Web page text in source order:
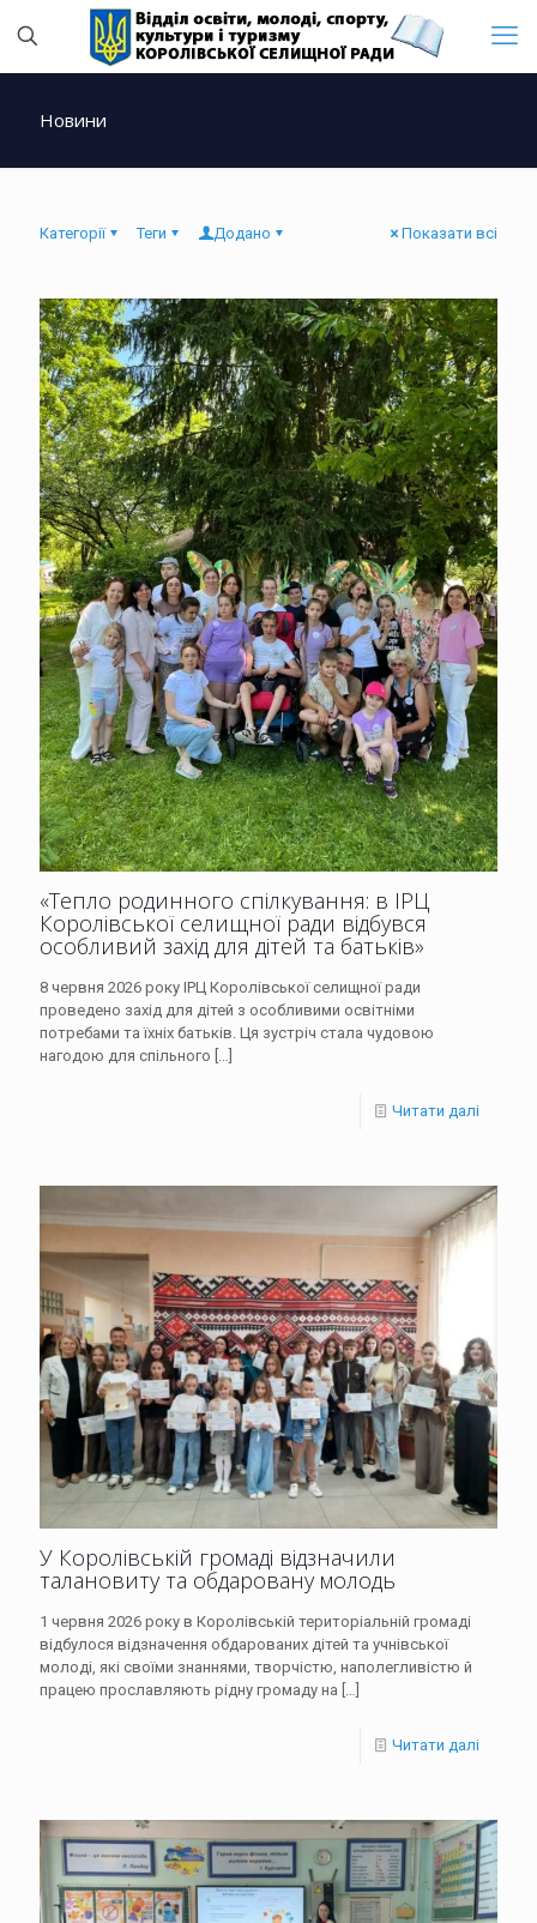
Новини
Категорії Теги Додано Показати всі
«Тепло родинного спілкування: в ІРЦ
Королівської селищної ради відбувся
особливий захід для дітей та батьків»
8 червня 2026 року ІРЦ Королівської селищної ради
проведено захід для дітей з особливими освітніми
потребами та їхніх батьків. Ця зустріч стала чудовою
нагодою для спільного […]
Читати далі
У Королівській громаді відзначили
талановиту та обдаровану молодь
1 червня 2026 року в Королівській територіальній громаді
відбулося відзначення обдарованих дітей та учнівської
молоді, які своїми знаннями, творчістю, наполегливістю й
працею прославляють рідну громаду на […]
Читати далі